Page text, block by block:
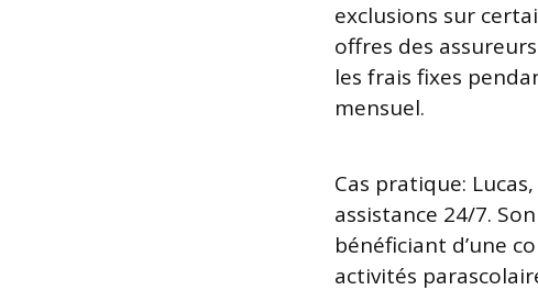
exclusions sur
offres des
les frais fixes
mensuel.
Cas pratique:
assistance 24/7.
bénéficiant d’une
activités